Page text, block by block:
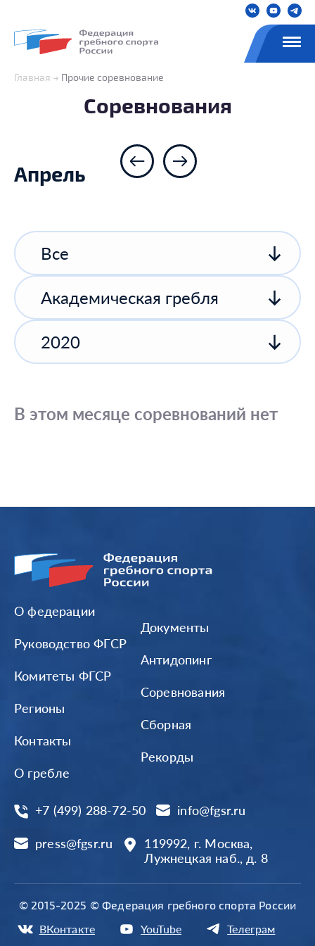
Главная Прочие соревнование
Соревнования
Апрель
Все
Академическая гребля
2020
В этом месяце соревнований нет
О федерации
Руководство ФГСР
Комитеты ФГСР
Регионы
Контакты
О гребле
Документы
Антидопинг
Соревнования
Сборная
Рекорды
+7 (499) 288-72-50 info@fgsr.ru
press@fgsr.ru
119992, г. Москва,
Лужнецкая наб., д. 8
© 2015-2025 © Федерация гребного спорта России
ВКонтакте YouTube Телеграм